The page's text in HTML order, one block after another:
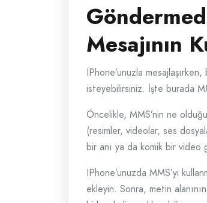
Mesajının
IPhone’unuzla
isteyebilirsiniz. İşte burada
Öncelikle, MMS’nin ne
(resimler, videolar, ses
bir anı ya da komik bir video
IPhone’unuzda MMS’yi
ekleyin. Sonra, metin